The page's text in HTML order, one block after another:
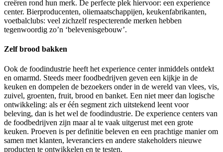
creëren rond hun merk. De perfecte plek hiervoor: een experience
center. Bierproducenten, oliemaatschappijen, keukenfabrikanten,
voetbalclubs: veel zichzelf respecterende merken hebben
tegenwoordig zo’n ‘belevenisgebouw’.
Zelf brood bakken
Ook de foodindustrie heeft het experience center inmiddels ontdekt
en omarmd. Steeds meer foodbedrijven geven een kijkje in de
keuken en dompelen de bezoekers onder in de wereld van vlees, vis,
zuivel, groenten, fruit, brood en banket. Een niet meer dan logische
ontwikkeling: als er één segment zich uitstekend leent voor
beleving, dan is het wel de foodindustrie. De experience centers van
de foodbedrijven zijn maar al te vaak uitgerust met een grote
keuken. Proeven is per definitie beleven en een prachtige manier om
samen met klanten, leveranciers en andere stakeholders nieuwe
producten te ontwikkelen en te testen.